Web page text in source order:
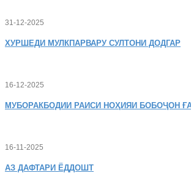
31-12-2025
ХУРШЕДИ МУЛКПАРВАРУ СУЛТОНИ ДОДГАР
16-12-2025
МУБОРАКБОДИИ РАИСИ НОҲИЯИ БОБОҶОН
16-11-2025
АЗ ДАФТАРИ ЁДДОШТ